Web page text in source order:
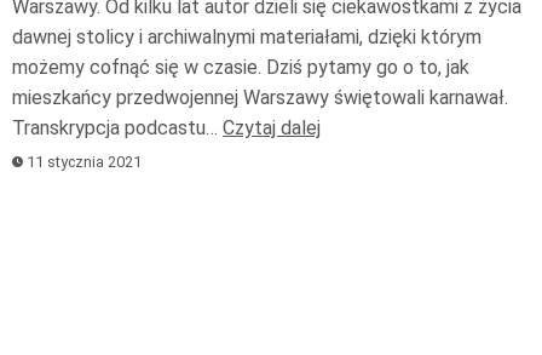
Warszawy. Od kilku lat autor dzieli się ciekawostkami z życia
dawnej stolicy i archiwalnymi materiałami, dzięki którym
możemy cofnąć się w czasie. Dziś pytamy go o to, jak
mieszkańcy przedwojennej Warszawy świętowali karnawał.
Transkrypcja podcastu… Czytaj dalej
11 stycznia 2021